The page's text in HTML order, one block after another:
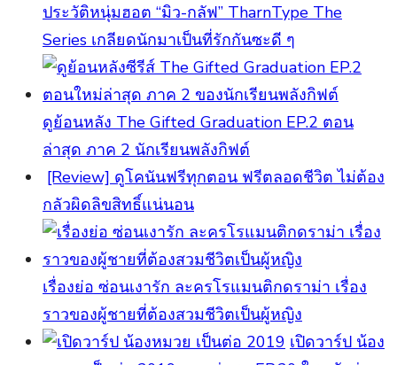
ประวัติหนุ่มฮอต “มิว-กลัฟ” TharnType The
Series เกลียดนักมาเป็นที่รักกันซะดี ๆ
ดูย้อนหลัง The Gifted Graduation EP.2 ตอน
ล่าสุด ภาค 2 นักเรียนพลังกิฟต์
[Review] ดูโคนันฟรีทุกตอน ฟรีตลอดชีวิต ไม่ต้อง
กลัวผิดลิขสิทธิ์แน่นอน
เรื่องย่อ ซ่อนเงารัก ละครโรแมนติกดราม่า เรื่อง
ราวของผู้ชายที่ต้องสวมชีวิตเป็นผู้หญิง
เปิดวาร์ป น้อง